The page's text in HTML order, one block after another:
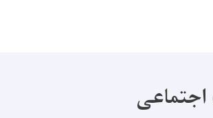
اجتماعی